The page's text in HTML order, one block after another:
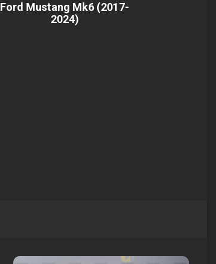
Ford Mustang Mk6 (2017-
2024)